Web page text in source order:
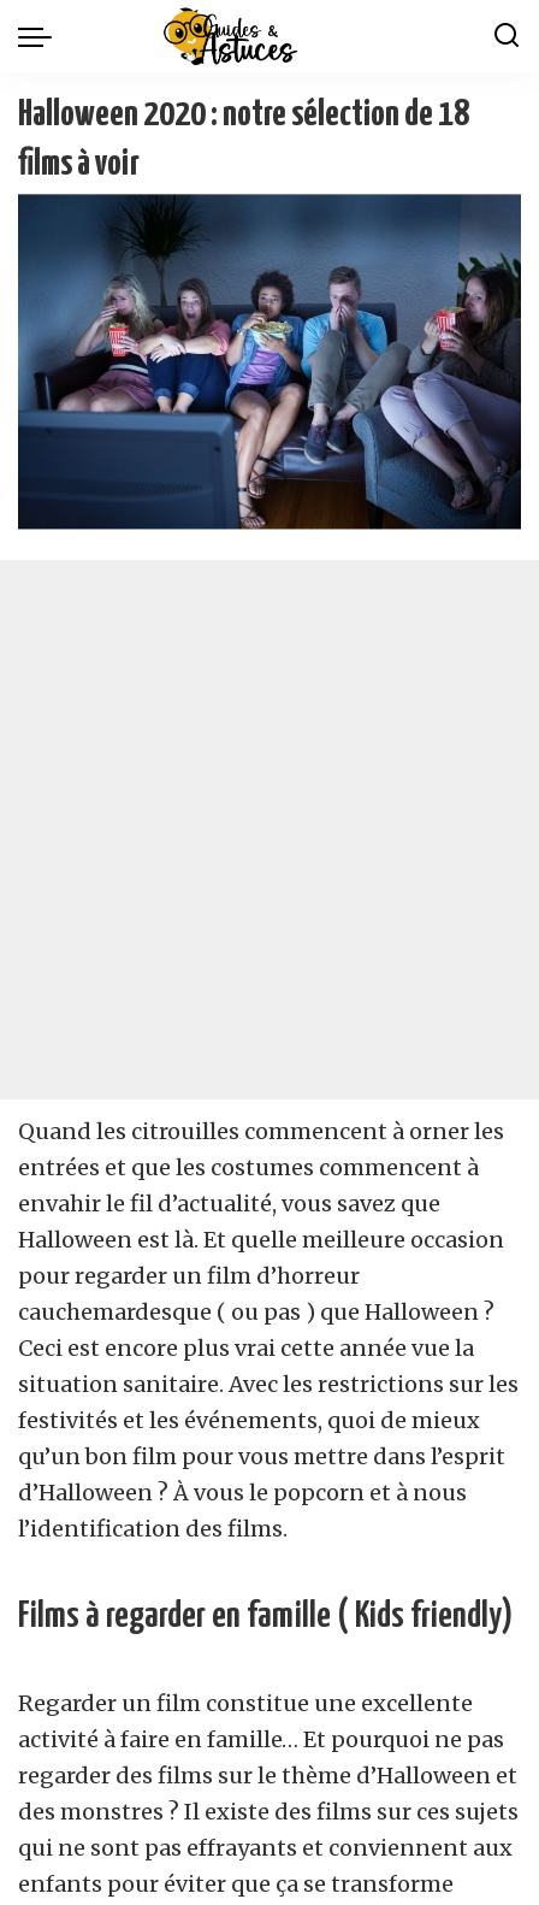
Halloween 2020 : notre sélection de 18
films à voir
Quand les citrouilles commencent à orner les
entrées et que les costumes commencent à
envahir le fil d’actualité, vous savez que
Halloween est là. Et quelle meilleure occasion
pour regarder un film d’horreur
cauchemardesque ( ou pas ) que Halloween ?
Ceci est encore plus vrai cette année vue la
situation sanitaire. Avec les restrictions sur les
festivités et les événements, quoi de mieux
qu’un bon film pour vous mettre dans l’esprit
d’Halloween ? À vous le popcorn et à nous
l’identification des films.
Films à regarder en famille ( Kids friendly)
Regarder un film constitue une excellente
activité à faire en famille… Et pourquoi ne pas
regarder des films sur le thème d’Halloween et
des monstres ? Il existe des films sur ces sujets
qui ne sont pas effrayants et conviennent aux
enfants pour éviter que ça se transforme